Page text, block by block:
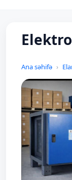
Ana səhifə